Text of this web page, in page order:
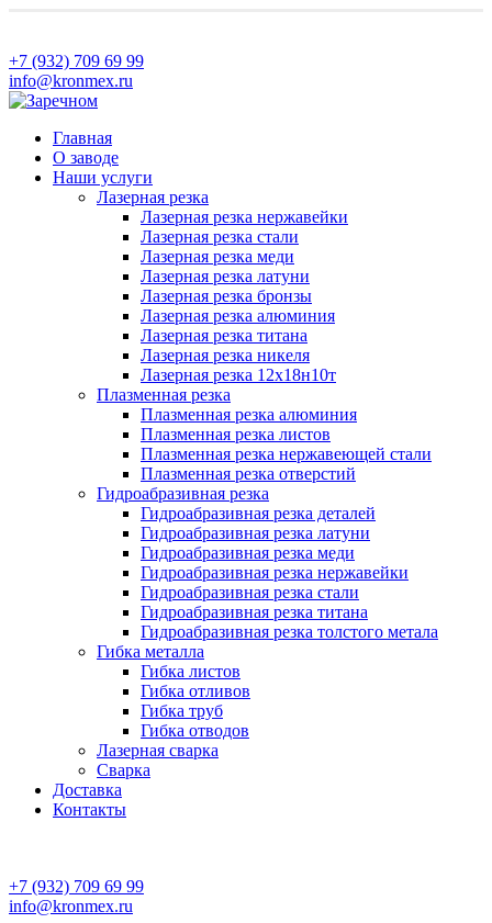
+7 (932) 709 69 99
info@kronmex.ru
Главная
О заводе
Наши услуги
Лазерная резка
Лазерная резка нержавейки
Лазерная резка стали
Лазерная резка меди
Лазерная резка латуни
Лазерная резка бронзы
Лазерная резка алюминия
Лазерная резка титана
Лазерная резка никеля
Лазерная резка 12х18н10т
Плазменная резка
Плазменная резка алюминия
Плазменная резка листов
Плазменная резка нержавеющей стали
Плазменная резка отверстий
Гидроабразивная резка
Гидроабразивная резка деталей
Гидроабразивная резка латуни
Гидроабразивная резка меди
Гидроабразивная резка нержавейки
Гидроабразивная резка стали
Гидроабразивная резка титана
Гидроабразивная резка толстого метала
Гибка металла
Гибка листов
Гибка отливов
Гибка труб
Гибка отводов
Лазерная сварка
Сварка
Доставка
Контакты
+7 (932) 709 69 99
info@kronmex.ru